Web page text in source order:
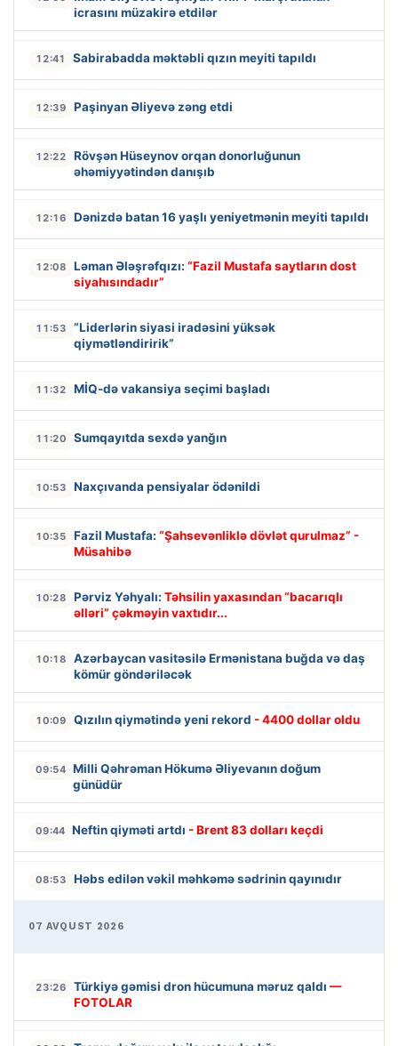
icrasını müzakirə etdilər
12:41 Sabirabadda məktəbli qızın meyiti tapıldı
12:39 Paşinyan Əliyevə zəng etdi
12:22
Rövşən Hüseynov orqan donorluğunun
əhəmiyyətindən danışıb
12:16 Dənizdə batan 16 yaşlı yeniyetmənin meyiti tapıldı
12:08 Ləman Ələşrəfqızı: “Fazil Mustafa saytların dost
siyahısındadır”
11:53
“Liderlərin siyasi iradəsini yüksək
qiymətləndiririk”
11:32 MİQ-də vakansiya seçimi başladı
11:20 Sumqayıtda sexdə yanğın
10:53 Naxçıvanda pensiyalar ödənildi
10:35 Fazil Mustafa: “Şahsevənliklə dövlət qurulmaz” -
Müsahibə
10:28 Pərviz Yəhyalı: Təhsilin yaxasından “bacarıqlı
əlləri” çəkməyin vaxtıdır...
10:18
Azərbaycan vasitəsilə Ermənistana buğda və daş
kömür göndəriləcək
10:09 Qızılın qiymətində yeni rekord - 4400 dollar oldu
09:54 Milli Qəhrəman Hökumə Əliyevanın doğum
günüdür
09:44 Neftin qiyməti artdı - Brent 83 dolları keçdi
08:53 Həbs edilən vəkil məhkəmə sədrinin qayınıdır
07 AVQUST 2026
23:26 Türkiyə gəmisi dron hücumuna məruz qaldı —
FOTOLAR